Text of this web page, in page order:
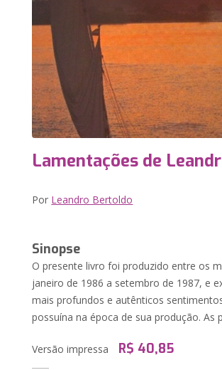
Lamentações de
Por Leandro Bertoldo
Sinopse
O presente livro foi produzido entre os
janeiro de 1986 a setembro de 1987, e
mais profundos e autênticos
possuína na época de sua produção. As
Versão impressa R$ 40,85